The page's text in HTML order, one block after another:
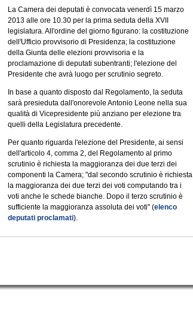
La Camera dei deputati è convocata venerdì 15 marzo
2013 alle ore 10.30 per la prima seduta della XVII
legislatura. All'ordine del giorno figurano: la costituzione
dell'Ufficio provvisorio di Presidenza; la costituzione
della Giunta delle elezioni provvisoria e la
proclamazione di deputati subentranti; l'elezione del
Presidente che avrà luogo per scrutinio segreto.
In base a quanto disposto dal Regolamento, la seduta
sarà presieduta dall'onorevole Antonio Leone nella sua
qualità di Vicepresidente più anziano per elezione tra
quelli della Legislatura precedente.
Per quanto riguarda l'elezione del Presidente, ai sensi
dell'articolo 4, comma 2, del Regolamento al primo
scrutinio è richiesta la maggioranza dei due terzi dei
componenti la Camera; "dal secondo scrutinio è richiesta
la maggioranza dei due terzi dei voti computando tra i
voti anche le schede bianche. Dopo il terzo scrutinio è
sufficiente la maggioranza assoluta dei voti" (elenco
deputati proclamati).